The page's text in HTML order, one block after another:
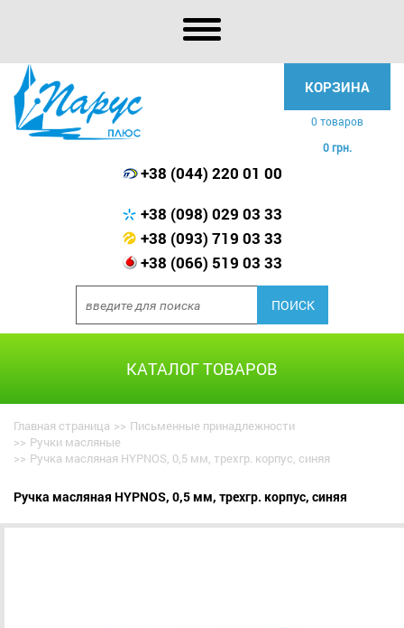
КОРЗИНА
0 товаров
0 грн.
+38 (044) 220 01 00
+38 (098) 029 03 33
+38 (093) 719 03 33
+38 (066) 519 03 33
КАТАЛОГ ТОВАРОВ
Главная страница >> Письменные принадлежности
>> Ручки масляные
>> Ручка масляная HYPNOS, 0,5 мм, трехгр. корпус, синяя
Ручка масляная HYPNOS, 0,5 мм, трехгр. корпус, синяя